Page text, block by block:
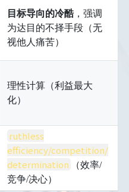
目标导向的冷酷，强调
为达目的不择手段（无
视他人痛苦）
理性计算（利益最大
化）
ruthless
efficiency/competition/
determination
（效率/
竞争/决心）